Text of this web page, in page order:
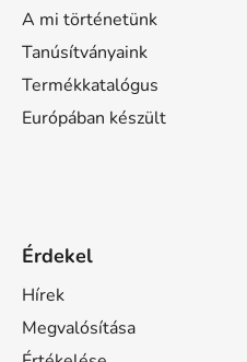
A mi történetünk
Tanúsítványaink
Termékkatalógus
Európában készült
Érdekel
Hírek
Megvalósítása